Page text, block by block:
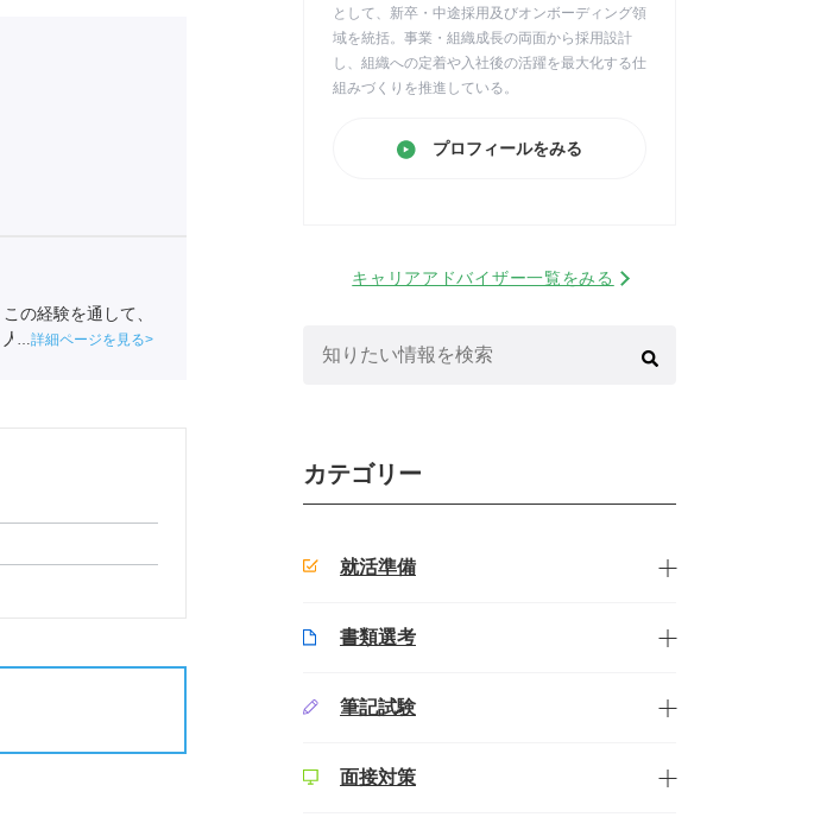
の経験を通して、
材業界を目指す。
詳細ページを見る
として、新卒・中途採用及びオンボーディング領
域を統括。事業・組織成長の両面から採用設計
し、組織への定着や入社後の活躍を最大化する仕
組みづくりを推進している。
プロフィールをみる
キャリアアドバイザー一覧をみる
カテゴリー
就活準備
書類選考
筆記試験
面接対策